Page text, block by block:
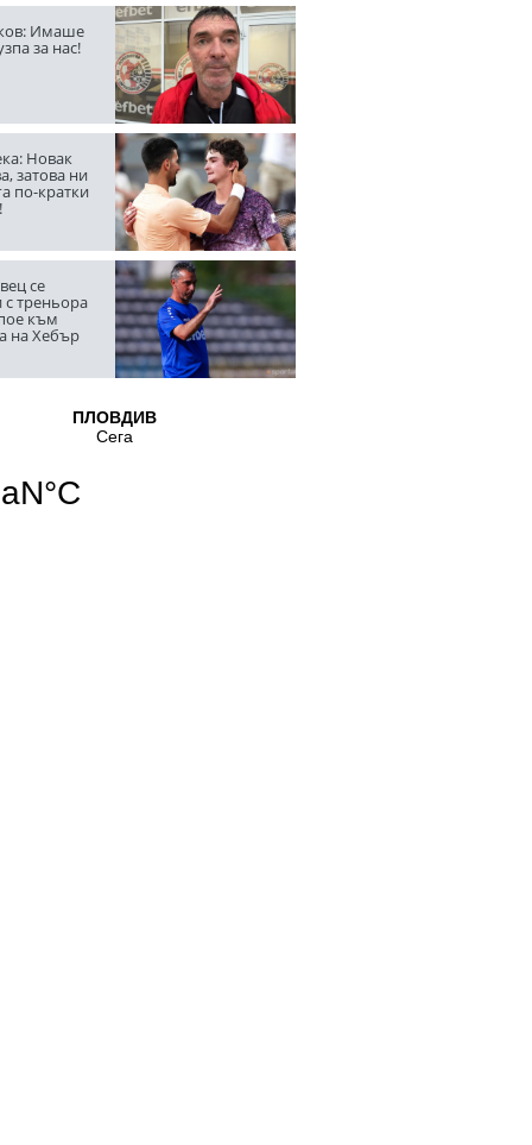
Имаше
за нас!
Новак
затова ни
по-кратки
се
с треньора
към
на Хебър